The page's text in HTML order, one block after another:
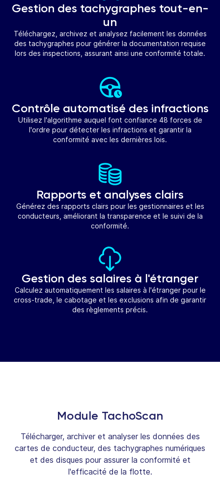
Gestion des tachygraphes tout-en-
un
Téléchargez, archivez et analysez facilement les données
des tachygraphes pour générer la documentation requise
lors des inspections, assurant ainsi une conformité totale.
Contrôle automatisé des infractions
Utilisez l'algorithme auquel font confiance 48 forces de
l'ordre pour détecter les infractions et garantir la
conformité avec les dernières lois.
Rapports et analyses clairs
Générez des rapports clairs pour les gestionnaires et les
conducteurs, améliorant la transparence et le suivi de la
conformité.
Gestion des salaires à l'étranger
Calculez automatiquement les salaires à l'étranger pour le
cross-trade, le cabotage et les exclusions afin de garantir
des règlements précis.
Module TachoScan
Télécharger, archiver et analyser les données des
cartes de conducteur, des tachygraphes numériques
et des disques pour assurer la conformité et
l'efficacité de la flotte.